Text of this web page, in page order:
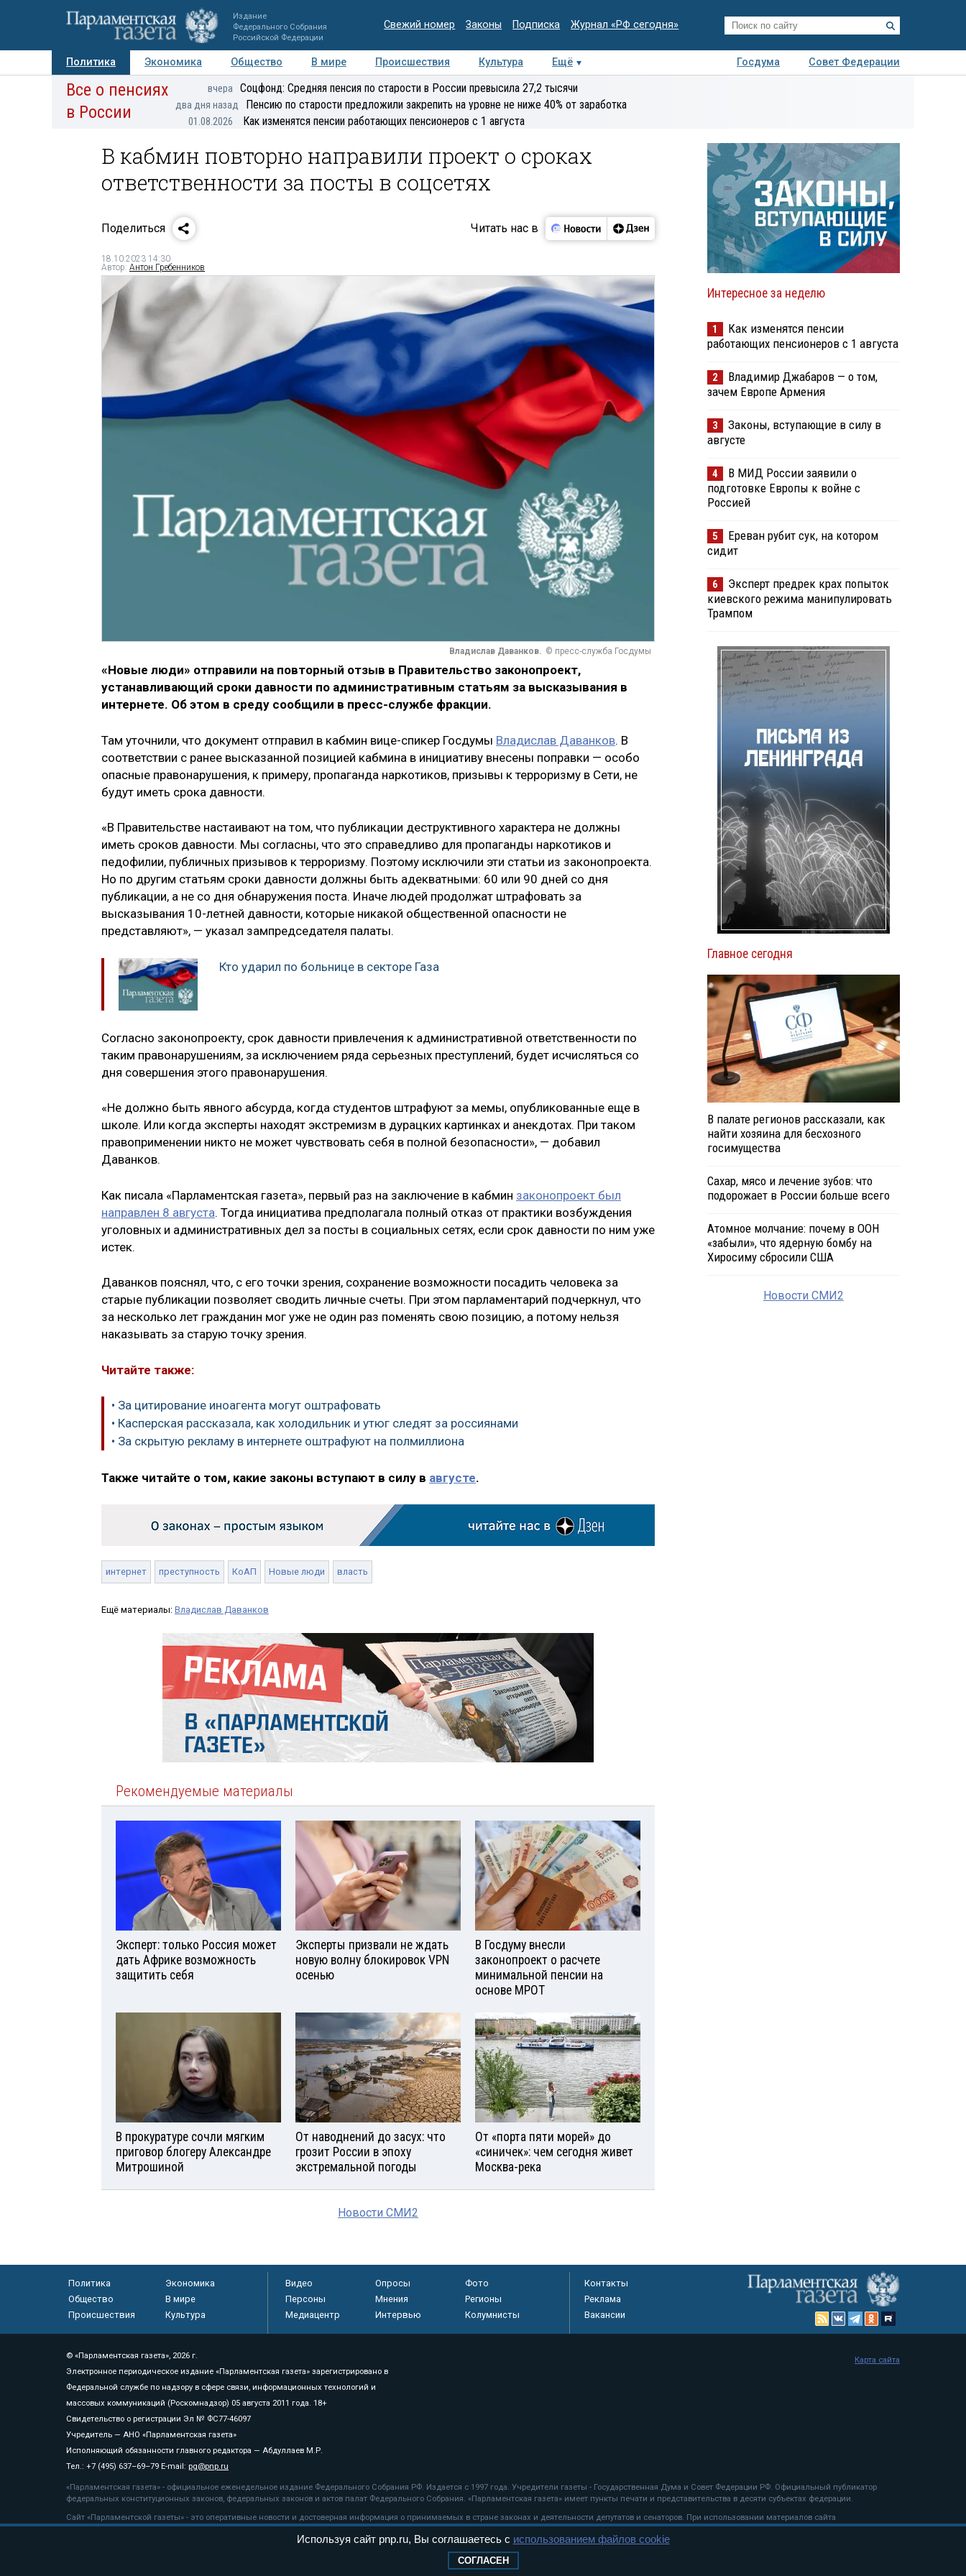
Издание
Федерального Собрания
Российской Федерации
Свежий номер Законы Подписка Журнал «РФ сегодня»
Политика Экономика Общество В мире Происшествия Культура Ещё Госдума
Совет Федерации
Авторы Персоны Мнения Регионы Медиацентр Интервью Колумнисты
экспертиза
Все о пенсиях
в России
вчера Соцфонд: Средняя пенсия по старости в России превысила 27,2 тысячи
два дня назад Пенсию по старости предложили закрепить на уровне не ниже 40% от заработка
01.08.2026 Как изменятся пенсии работающих пенсионеров с 1 августа
В кабмин повторно направили проект о сроках
ответственности за посты в соцсетях
Поделиться Читать нас в
18.10.2023 14:30
Автор: Антон Гребенников
Владислав Даванков. © пресс-служба Госдумы
«Новые люди» отправили на повторный отзыв в Правительство законопроект,
устанавливающий сроки давности по административным статьям за высказывания в
интернете. Об этом в среду сообщили в пресс-службе фракции.
Там уточнили, что документ отправил в кабмин вице-спикер Госдумы Владислав Даванков. В
соответствии с ранее высказанной позицией кабмина в инициативу внесены поправки — особо
опасные правонарушения, к примеру, пропаганда наркотиков, призывы к терроризму в Сети, не
будут иметь срока давности.
«В Правительстве настаивают на том, что публикации деструктивного характера не должны
иметь сроков давности. Мы согласны, что это справедливо для пропаганды наркотиков и
педофилии, публичных призывов к терроризму. Поэтому исключили эти статьи из законопроекта.
Но по другим статьям сроки давности должны быть адекватными: 60 или 90 дней со дня
публикации, а не со дня обнаружения поста. Иначе людей продолжат штрафовать за
высказывания 10-летней давности, которые никакой общественной опасности не
представляют», — указал зампредседателя палаты.
Кто ударил по больнице в секторе Газа
Согласно законопроекту, срок давности привлечения к административной ответственности по
таким правонарушениям, за исключением ряда серьезных преступлений, будет исчисляться со
дня совершения этого правонарушения.
«Не должно быть явного абсурда, когда студентов штрафуют за мемы, опубликованные еще в
школе. Или когда эксперты находят экстремизм в дурацких картинках и анекдотах. При таком
правоприменении никто не может чувствовать себя в полной безопасности», — добавил
Даванков.
Как писала «Парламентская газета», первый раз на заключение в кабмин законопроект был
направлен 8 августа. Тогда инициатива предполагала полный отказ от практики возбуждения
уголовных и административных дел за посты в социальных сетях, если срок давности по ним уже
истек.
Даванков пояснял, что, с его точки зрения, сохранение возможности посадить человека за
старые публикации позволяет сводить личные счеты. При этом парламентарий подчеркнул, что
за несколько лет гражданин мог уже не один раз поменять свою позицию, а потому нельзя
наказывать за старую точку зрения.
Читайте также:
• За цитирование иноагента могут оштрафовать
• Касперская рассказала, как холодильник и утюг следят за россиянами
• За скрытую рекламу в интернете оштрафуют на полмиллиона
Также читайте о том, какие законы вступают в силу в августе.
интернет преступность КоАП Новые люди власть
Ещё материалы: Владислав Даванков
Рекомендуемые материалы
Эксперт: только Россия может
дать Африке возможность
защитить себя
Эксперты призвали не ждать
новую волну блокировок VPN
осенью
В Госдуму внесли
законопроект о расчете
минимальной пенсии на
основе МРОТ
В прокуратуре сочли мягким
приговор блогеру Александре
Митрошиной
От наводнений до засух: что
грозит России в эпоху
экстремальной погоды
От «порта пяти морей» до
«синичек»: чем сегодня живет
Москва-река
Новости СМИ2
Интересное за неделю
1
Как изменятся пенсии
работающих пенсионеров с 1 августа
2
Владимир Джабаров — о том,
зачем Европе Армения
3
Законы, вступающие в силу в
августе
4
В МИД России заявили о
подготовке Европы к войне с
Россией
5
Ереван рубит сук, на котором
сидит
6
Эксперт предрек крах попыток
киевского режима манипулировать
Трампом
Главное сегодня
В палате регионов рассказали, как
найти хозяина для бесхозного
госимущества
Сахар, мясо и лечение зубов: что
подорожает в России больше всего
Атомное молчание: почему в ООН
«забыли», что ядерную бомбу на
Хиросиму сбросили США
Новости СМИ2
Политика
Экономика
Общество
В мире
Происшествия
Культура
Видео Опросы
Фото
Персоны
Мнения
Регионы
Медиацентр
Интервью Колумнисты
Контакты
Реклама
Вакансии
© «Парламентская газета», 2026 г.
Электронное периодическое издание «Парламентская газета» зарегистрировано в
Федеральной службе по надзору в сфере связи, информационных технологий и
массовых коммуникаций (Роскомнадзор) 05 августа 2011 года. 18+
Свидетельство о регистрации Эл № ФС77-46097
Учредитель — АНО «Парламентская газета»
Исполняющий обязанности главного редактора — Абдуллаев М.Р.
Тел.: +7 (495) 637–69–79 E-mail: pg@pnp.ru
«Парламентская газета» - официальное еженедельное издание Федерального Собрания РФ. Издается с 1997 года. Учредители газеты - Государственная Дума и Совет Федерации РФ. Официальный публикатор
федеральных конституционных законов, федеральных законов и актов палат Федерального Собрания. «Парламентская газета» имеет пункты печати и представительства в десяти субъектах федерации.
Сайт «Парламентской газеты» - это оперативные новости и достоверная информация о принимаемых в стране законах и деятельности депутатов и сенаторов. При использовании материалов сайта
«Парламентской газеты» активная ссылка на pnp.ru обязательна.
рекомендательные технологии
Карта сайта
Используя сайт pnp.ru, Вы соглашаетесь с использованием файлов cookie
СОГЛАСЕН